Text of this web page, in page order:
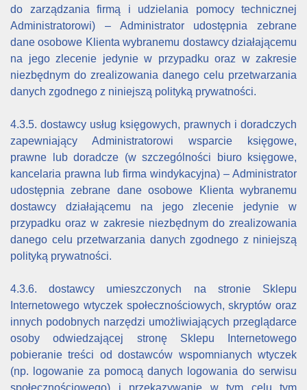
do zarządzania firmą i udzielania pomocy technicznej
Administratorowi) – Administrator udostępnia zebrane
dane osobowe Klienta wybranemu dostawcy działającemu
na jego zlecenie jedynie w przypadku oraz w zakresie
niezbędnym do zrealizowania danego celu przetwarzania
danych zgodnego z niniejszą polityką prywatności.
4.3.5. dostawcy usług księgowych, prawnych i doradczych
zapewniający Administratorowi wsparcie księgowe,
prawne lub doradcze (w szczególności biuro księgowe,
kancelaria prawna lub firma windykacyjna) – Administrator
udostępnia zebrane dane osobowe Klienta wybranemu
dostawcy działającemu na jego zlecenie jedynie w
przypadku oraz w zakresie niezbędnym do zrealizowania
danego celu przetwarzania danych zgodnego z niniejszą
polityką prywatności.
4.3.6. dostawcy umieszczonych na stronie Sklepu
Internetowego wtyczek społecznościowych, skryptów oraz
innych podobnych narzędzi umożliwiających przeglądarce
osoby odwiedzającej stronę Sklepu Internetowego
pobieranie treści od dostawców wspomnianych wtyczek
(np. logowanie za pomocą danych logowania do serwisu